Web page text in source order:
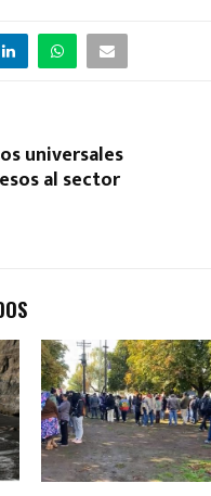
universales
al sector